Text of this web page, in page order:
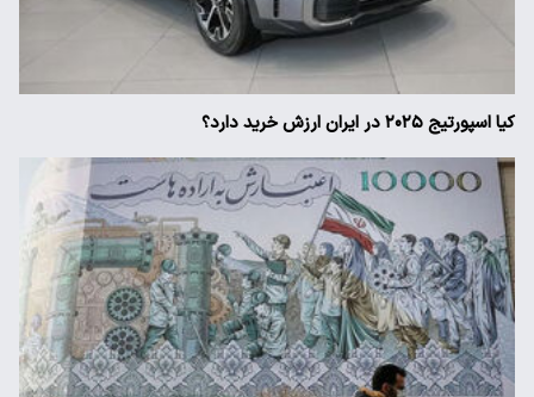
کیا اسپورتیج ۲۰۲۵ در ایران ارزش خرید دارد؟